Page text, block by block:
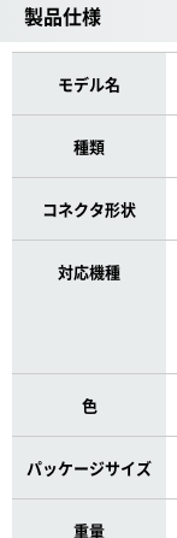
製品仕様
モデル名
種類
コネクタ形状
対応機種
色
パッケージサイズ
重量